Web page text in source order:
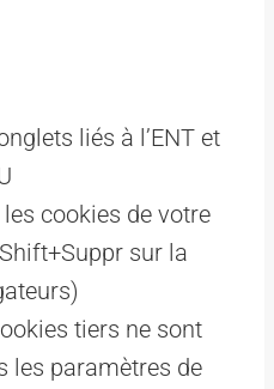
liés à l’ENT et
cookies de votre
sur la
tiers ne sont
les paramètres de